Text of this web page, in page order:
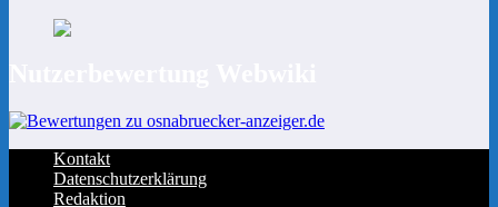
Kontakt
Datenschutzerklärung
Redaktion